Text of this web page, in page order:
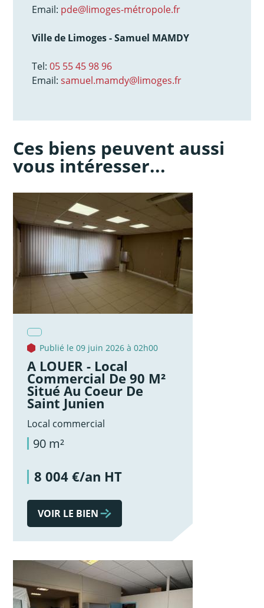
Email: pde@limoges-métropole.fr
Ville de Limoges - Samuel MAMDY
Tel:05 55 45 98 96
Email:samuel.mamdy@limoges.fr
Ces biens peuvent aussi
vous intéresser...
Publié le 09 juin 2026 à 02h00
A LOUER - Local
Commercial De 90 M²
Situé Au Coeur De
Saint Junien
Local commercial
90 m²
8 004 €/an HT
VOIR LE BIEN